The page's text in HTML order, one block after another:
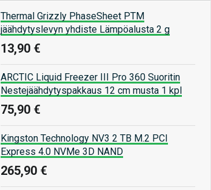
Thermal Grizzly PhaseSheet PTM
jäähdytyslevyn yhdiste Lämpöalusta 2 g
13,90 €
ARCTIC Liquid Freezer III Pro 360 Suoritin
Nestejäähdytyspakkaus 12 cm musta 1 kpl
75,90 €
Kingston Technology NV3 2 TB M.2 PCI
Express 4.0 NVMe 3D NAND
265,90 €